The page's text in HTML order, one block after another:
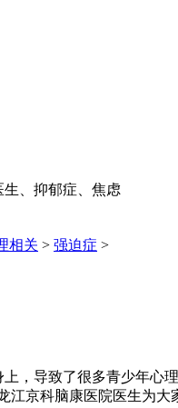
、抑郁症、焦虑
相关 > 强迫症 >
导致了很多青少年心理
京科脑康医院医生为大